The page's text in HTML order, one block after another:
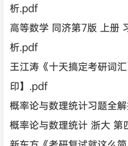
析.pdf
高等数学 同济第7版 上册
析.pdf
王江涛《十天搞定考研词
印】.pdf
概率论与数理统计习题全
概率论与数理统计 浙大 第